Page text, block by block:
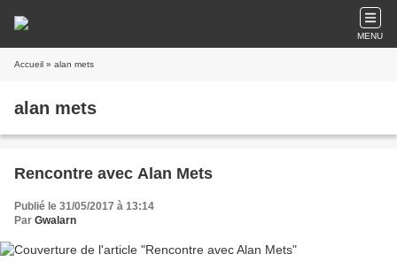
MENU
Accueil » alan mets
alan mets
Rencontre avec Alan Mets
Publié le 31/05/2017 à 13:14
Par Gwalarn